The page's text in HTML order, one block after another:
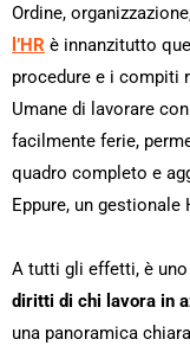
Ordine,
l’HR è innanzitutto
procedure e i compiti
Umane di lavorare
facilmente ferie,
quadro completo e
Eppure, un
A tutti gli effetti, è
diritti di chi lavora in
una panoramica